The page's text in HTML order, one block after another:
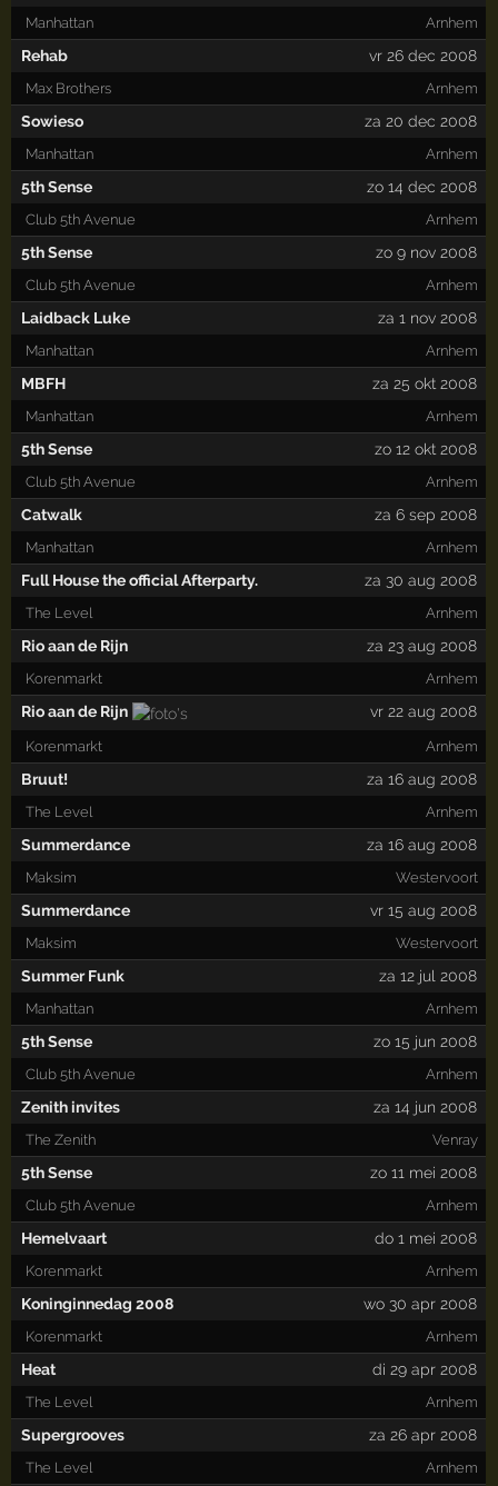
Manhattan Arnhem
Rehab vr 26 dec 2008
Max Brothers Arnhem
Sowieso za 20 dec 2008
Manhattan Arnhem
5th Sense zo 14 dec 2008
Club 5th Avenue Arnhem
5th Sense zo 9 nov 2008
Club 5th Avenue Arnhem
Laidback Luke za 1 nov 2008
Manhattan Arnhem
MBFH za 25 okt 2008
Manhattan Arnhem
5th Sense zo 12 okt 2008
Club 5th Avenue Arnhem
Catwalk za 6 sep 2008
Manhattan Arnhem
Full House the official Afterparty. za 30 aug 2008
The Level Arnhem
Rio aan de Rijn za 23 aug 2008
Korenmarkt Arnhem
Rio aan de Rijn vr 22 aug 2008
Korenmarkt Arnhem
Bruut! za 16 aug 2008
The Level Arnhem
Summerdance za 16 aug 2008
Maksim Westervoort
Summerdance vr 15 aug 2008
Maksim Westervoort
Summer Funk za 12 jul 2008
Manhattan Arnhem
5th Sense zo 15 jun 2008
Club 5th Avenue Arnhem
Zenith invites za 14 jun 2008
The Zenith Venray
5th Sense zo 11 mei 2008
Club 5th Avenue Arnhem
Hemelvaart do 1 mei 2008
Korenmarkt Arnhem
Koninginnedag 2008 wo 30 apr 2008
Korenmarkt Arnhem
Heat di 29 apr 2008
The Level Arnhem
Supergrooves za 26 apr 2008
The Level Arnhem